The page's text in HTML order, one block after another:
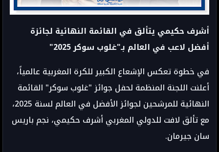
أشرف حكيمي يتألق في القائمة النهائية لجائزة
أفضل لاعب في العالم بـ"غلوب سوكر 2025"
في خطوة تعكس الإشعاع الكبير للكرة المغربية عالمياً،
أعلنت اللجنة المنظمة لحفل جوائز "غلوب سوكر" القائمة
النهائية للمرشحين لجوائز الأفضل في العالم لسنة 2025،
مع تألق لافت للدولي المغربي أشرف حكيمي، نجم باريس
سان جيرمان.